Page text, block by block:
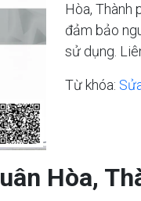
Hòa, Thành
đảm bảo
sử dụng.
Từ khóa:
Hòa,